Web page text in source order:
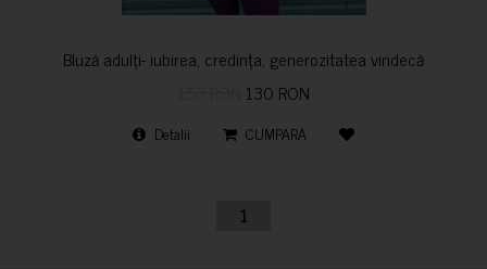
Bluză adulți- iubirea, credința, generozitatea vindecă
130 RON
Detalii CUMPARA
1